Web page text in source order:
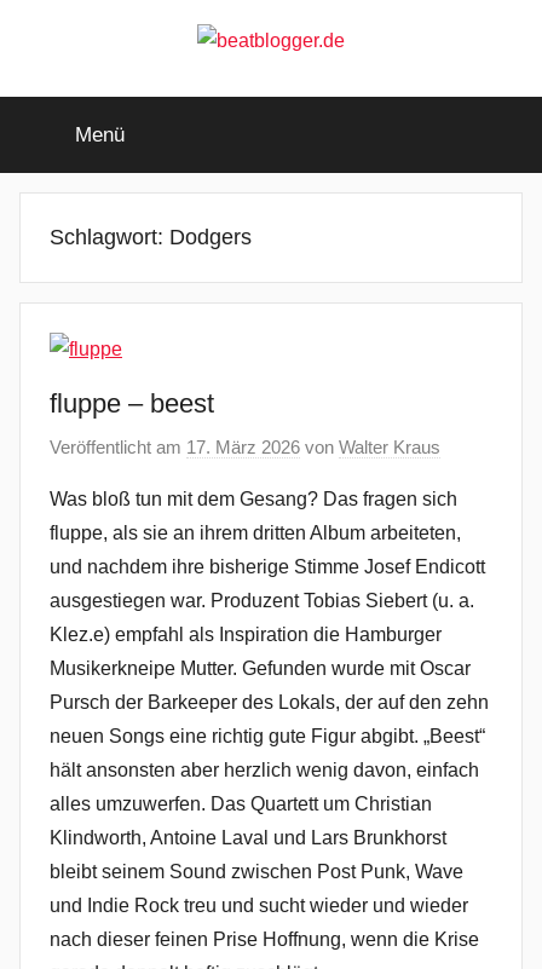
beatblogger.de
beat
goes
Menü
Schlagwort: Dodgers
fluppe – beest
Veröffentlicht am 17. März 2026 von Walter Kraus
Was bloß tun mit dem Gesang? Das fragen sich
fluppe, als sie an ihrem dritten Album arbeiteten,
und nachdem ihre bisherige Stimme Josef Endicott
ausgestiegen war. Produzent Tobias Siebert (u. a.
Klez.e) empfahl als Inspiration die Hamburger
Musikerkneipe Mutter. Gefunden wurde mit Oscar
Pursch der Barkeeper des Lokals, der auf den zehn
neuen Songs eine richtig gute Figur abgibt. „Beest“
hält ansonsten aber herzlich wenig davon, einfach
alles umzuwerfen. Das Quartett um Christian
Klindworth, Antoine Laval und Lars Brunkhorst
bleibt seinem Sound zwischen Post Punk, Wave
und Indie Rock treu und sucht wieder und wieder
nach dieser feinen Prise Hoffnung, wenn die Krise